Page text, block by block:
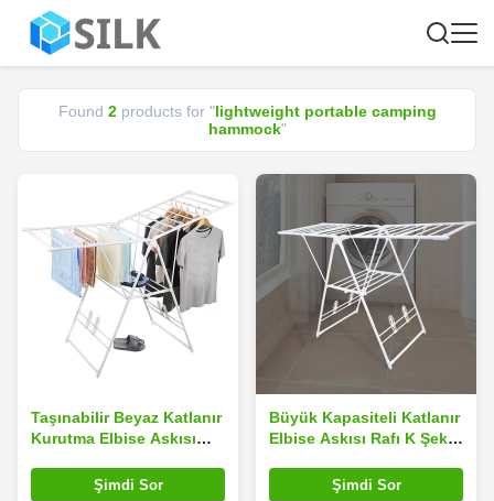
Found 2products for "lightweight portable camping
hammock"
Taşınabilir Beyaz Katlanır
Kurutma Elbise Askısı
Şimdi Sor
Büyük Kapasiteli Katlanır
Elbise Askısı Rafı K Şekli
Şimdi Sor